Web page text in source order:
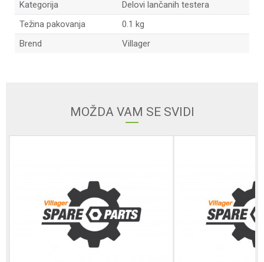
Kategorija
Delovi lančanih testera
Težina pakovanja
0.1 kg
Brend
Villager
MOŽDA VAM SE SVIDI